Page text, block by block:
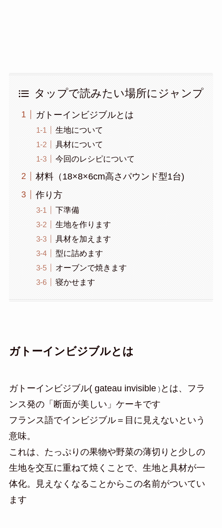
タップで読みたい場所にジャンプ
ガトーインビジブルとは
生地について
具材について
今回のレシピについて
材料（18×8×6cm高さパウンド型1台)
作り方
下準備
生地を作ります
具材を加えます
型に詰めます
オーブンで焼きます
寝かせます
ガトーインビジブルとは
ガトーインビジブル( gateau invisible) とは、フラ
ンス発の「断面が美しい」ケーキです
フランス語でインビジブル＝目に見えないという
意味。
これは、たっぷりの果物や野菜の薄切りと少しの
生地を交互に重ねて焼くことで、生地と具材が一
体化。見えなくなることからこの名前がついてい
ます